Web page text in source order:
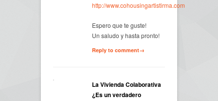
http://www.cohousingartistirma.com
Espero que te guste!
Un saludo y hasta pronto!
Reply to comment→
La Vivienda Colaborativa
¿Es un verdadero